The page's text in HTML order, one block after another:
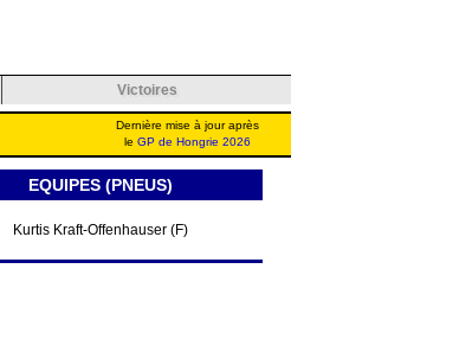
Victoires
Dernière mise à jour après
le GP de Hongrie 2026
EQUIPES (PNEUS)
Kurtis Kraft-Offenhauser (F)